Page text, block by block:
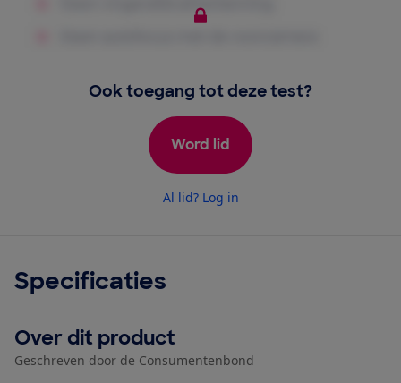
Ook toegang tot deze test?
Word lid
Al lid? Log in
Specificaties
Over dit product
Geschreven door de Consumentenbond